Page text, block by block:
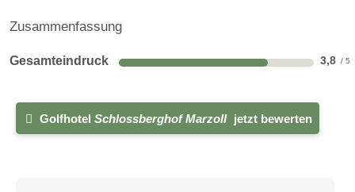
Zusammenfassung
Gesamteindruck 3,8
Golfhotel Schlossberghof Marzoll jetzt bewerten